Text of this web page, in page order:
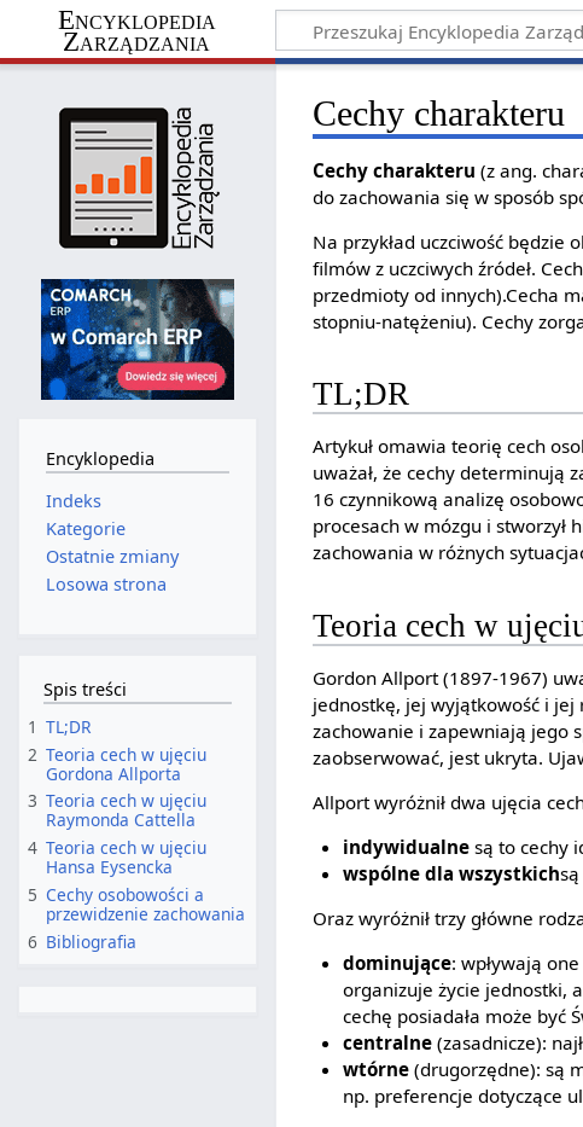
Encyklopedia
Zarządzania
Cechy charakteru
Cechy charakteru (z ang.
do zachowania się w sposób
Na przykład uczciwość
filmów z uczciwych źródeł.
przedmioty od innych).Cecha
stopniu-natężeniu). Cechy
TL;DR
Artykuł omawia teorię cech
uważał, że cechy determinują
16 czynnikową analizę
procesach w mózgu i stworzył
zachowania w różnych
Teoria cech w
Gordon Allport (1897-1967)
jednostkę, jej wyjątkowość i jej
zachowanie i zapewniają jego
zaobserwować, jest ukryta.
Allport wyróżnił dwa ujęcia
indywidualnesą to cechy
wspólne dla wszystkich
Oraz wyróżnił trzy główne
dominujące: wpływają
organizuje życie jednostki,
cechę posiadała może być
centralne(zasadnicze):
wtórne(drugorzędne): są
np. preferencje dotyczące
Encyklopedia
Indeks
Kategorie
Ostatnie zmiany
Losowa strona
Spis treści
1 TL;DR
2 Teoria cech w ujęciu
Gordona Allporta
3 Teoria cech w ujęciu
Raymonda Cattella
4 Teoria cech w ujęciu
Hansa Eysencka
5 Cechy osobowości a
przewidzenie zachowania
6 Bibliografia